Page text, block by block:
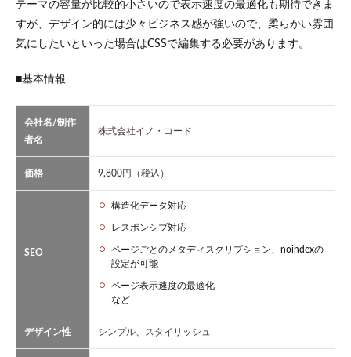
テーマの容量が比較的小さいので表示速度の最適化も期待できま
すが、デザイン的には少々ビジネス感が強いので、柔らかい雰囲
気にしたいといった場合はCSSで編集する必要があります。
■基本情報
会社名/制作
者名
株式会社イノ・コード
価格 9,800円（税込）
SEO
構造化データ対応
レスポンシブ対応
ページごとのメタディスクリプション、noindexの
設定が可能
ページ表示速度の最適化
など
デザイン性 シンプル、スタイリッシュ